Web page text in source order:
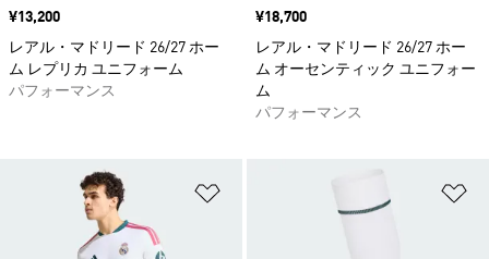
価格
¥13,200
レアル・マドリード 26/27 ホー
ム レプリカ ユニフォーム
パフォーマンス
価格
¥18,700
レアル・マドリード 26/27 ホー
ム オーセンティック ユニフォー
ム
パフォーマンス